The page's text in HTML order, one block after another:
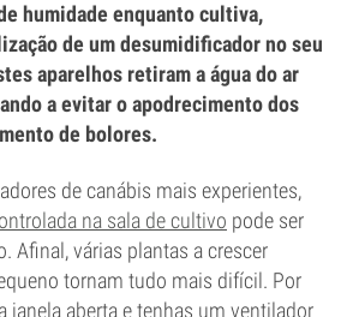
humidade enquanto cultiva,
de um desumidificador no seu
aparelhos retiram a água do ar
a evitar o apodrecimento dos
de bolores.
de canábis mais experientes,
na sala de cultivo pode ser
Afinal, várias plantas a crescer
tornam tudo mais difícil. Por
janela aberta e tenhas um ventilador